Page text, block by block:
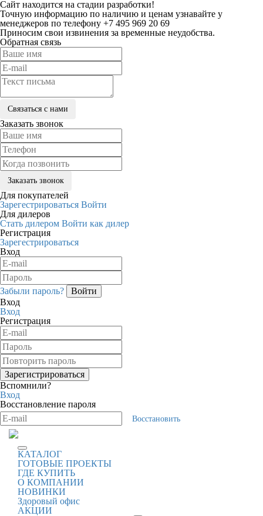
Сайт находится на стадии разработки!
Точную информацию по наличию и ценам узнавайте у
менеджеров по телефону +7 495 969 20 69
Приносим свои извинения за временные неудобства.
Обратная связь
Заказать звонок
Для покупателей
Зарегестрироваться Войти
Для дилеров
Стать дилером Войти как дилер
Регистрация
Зарегестрироваться
Вход
Забыли пароль?
Вход
Вход
Регистрация
Вспомнили?
Вход
Восстановление пароля
Восстановить
КАТАЛОГ
ГОТОВЫЕ ПРОЕКТЫ
ГДЕ КУПИТЬ
О КОМПАНИИ
НОВИНКИ
Здоровый офис
АКЦИИ